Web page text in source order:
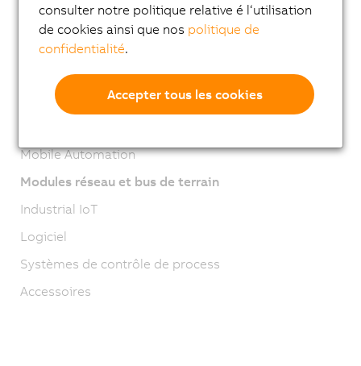
Systèmes de vision
Technologie de sécurité
Entraînements
Systèmes mécatroniques
Mobile Automation
Modules réseau et bus de terrain
Industrial IoT
Logiciel
Systèmes de contrôle de process
Accessoires
consulter notre politique relative é l‘utilisation
de cookies ainsi que nos politique de
confidentialité.
Accepter tous les cookies